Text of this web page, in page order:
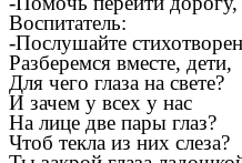
Воспитатель:
-Послушайте
Разберемся вместе, дети,
Для чего глаза на свете?
И зачем у всех у нас
На лице две пары глаз?
Чтоб текла из них слеза?